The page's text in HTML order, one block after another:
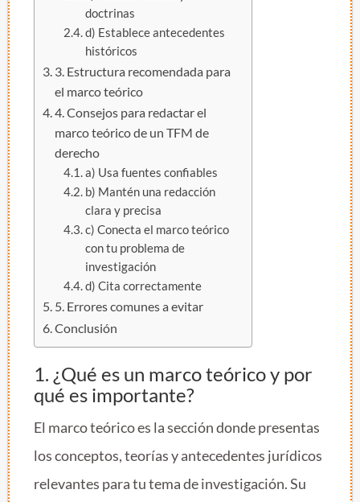
doctrinas
d) Establece antecedentes
históricos
3. Estructura recomendada para
el marco teórico
4. Consejos para redactar el
marco teórico de un TFM de
derecho
a) Usa fuentes confiables
b) Mantén una redacción
clara y precisa
c) Conecta el marco teórico
con tu problema de
investigación
d) Cita correctamente
5. Errores comunes a evitar
Conclusión
1. ¿Qué es un marco teórico y por
qué es importante?
El marco teórico es la sección donde presentas
los conceptos, teorías y antecedentes jurídicos
relevantes para tu tema de investigación. Su